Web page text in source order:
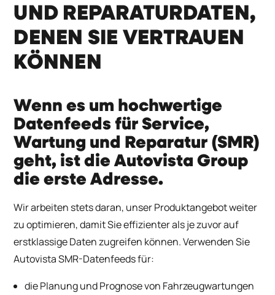
UND REPARATURDATEN,
DENEN SIE VERTRAUEN
KÖNNEN
Wenn es um hochwertige
Datenfeeds für Service,
Wartung und Reparatur (SMR)
geht, ist die Autovista Group
die erste Adresse.
Wir arbeiten stets daran, unser Produktangebot weiter
zu optimieren, damit Sie effizienter als je zuvor auf
erstklassige Daten zugreifen können. Verwenden Sie
Autovista SMR-Datenfeeds für:
die Planung und Prognose von Fahrzeugwartungen